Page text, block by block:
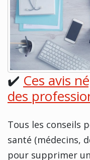
✔️ Ces avis
des
Tous les conseils
santé (médecins,
pour supprimer